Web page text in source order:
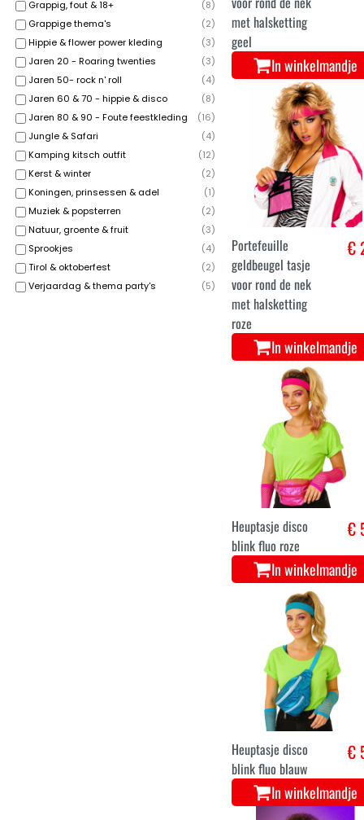
Grappig, fout & 18+
(8)
Grappige thema's
(2)
Hippie & flower power kleding
(3)
Jaren 20 - Roaring twenties
(3)
Jaren 50- rock n' roll
(4)
Jaren 60 & 70 - hippie & disco
(8)
Jaren 80 & 90 - Foute feestkleding
(16)
Jungle & Safari
(4)
Kamping kitsch outfit
(12)
Kerst & winter
(2)
Koningen, prinsessen & adel
(1)
Muziek & popsterren
(2)
Natuur, groente & fruit
(3)
Sprookjes
(4)
Tirol & oktoberfest
(2)
Verjaardag & thema party's
(5)
met halsketting
geel
In winkelmandje
Portefeuille
geldbeugel tasje
voor rond de nek
met halsketting
roze
€
In winkelmandje
Heuptasje disco
blink fluo roze
€
In winkelmandje
Heuptasje disco
blink fluo blauw
€
In winkelmandje